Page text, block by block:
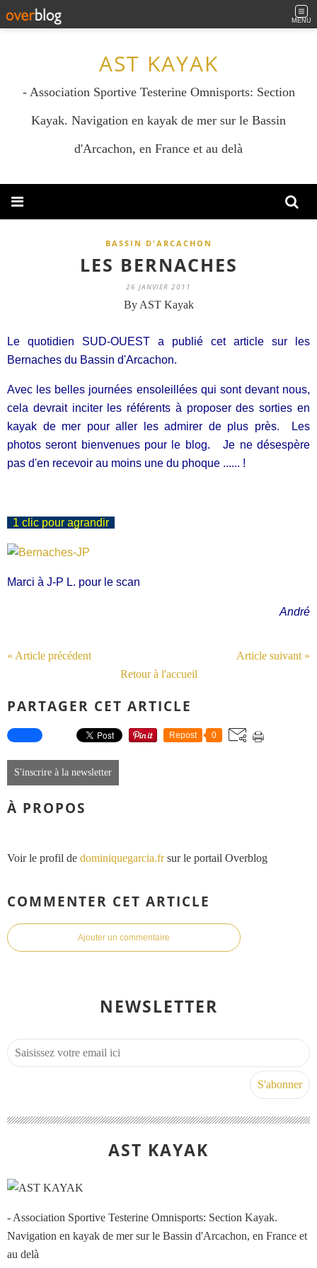
MENU
AST KAYAK
- Association Sportive Testerine Omnisports: Section
Kayak. Navigation en kayak de mer sur le Bassin
d'Arcachon, en France et au delà
BASSIN D'ARCACHON
LES BERNACHES
26 JANVIER 2011
By AST Kayak
Le quotidien SUD-OUEST a publié cet article sur les
Bernaches du Bassin d'Arcachon.
Avec les belles journées ensoleillées qui sont devant nous,
cela devrait inciter les référents à proposer des sorties en
kayak de mer pour aller les admirer de plus près. Les
photos seront bienvenues pour le blog. Je ne désespère
pas d'en recevoir au moins une du phoque ...... !
1 clic pour agrandir
Marci à J-P L. pour le scan
André
« Article précédent
Article suivant »
Retour à l'accueil
PARTAGER CET ARTICLE
Repost 0
S'inscrire à la newsletter
À PROPOS
Voir le profil de dominiquegarcia.frsur le portail Overblog
COMMENTER CET ARTICLE
Ajouter un commentaire
NEWSLETTER
AST KAYAK
- Association Sportive Testerine Omnisports: Section Kayak.
Navigation en kayak de mer sur le Bassin d'Arcachon, en France et
au delà